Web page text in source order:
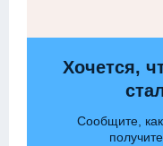
Хочется,
Сообщите,